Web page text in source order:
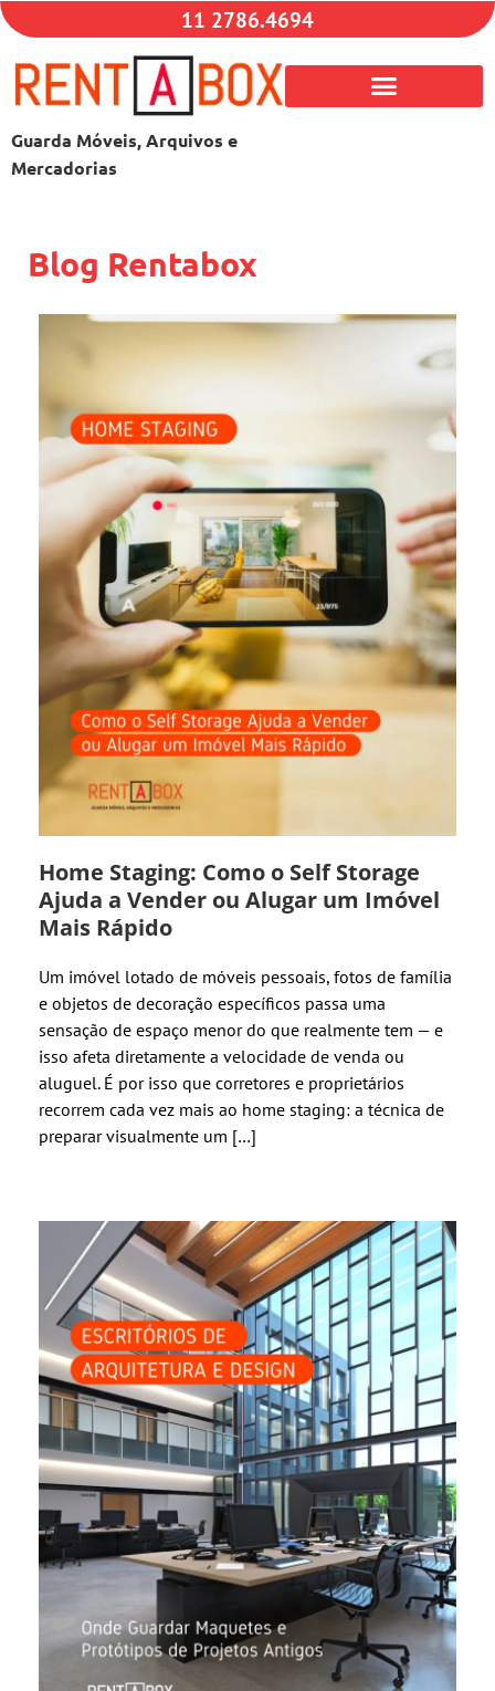
11 2786.4694
Guarda Móveis, Arquivos e
Mercadorias
Blog Rentabox
Home Staging: Como o Self Storage
Ajuda a Vender ou Alugar um Imóvel
Mais Rápido
Um imóvel lotado de móveis pessoais, fotos de família
e objetos de decoração específicos passa uma
sensação de espaço menor do que realmente tem — e
isso afeta diretamente a velocidade de venda ou
aluguel. É por isso que corretores e proprietários
recorrem cada vez mais ao home staging: a técnica de
preparar visualmente um […]